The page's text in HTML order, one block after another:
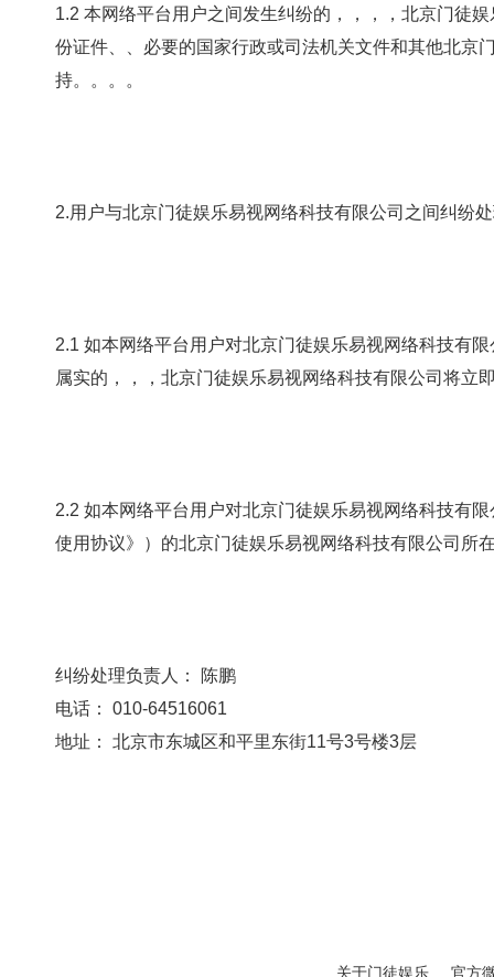
1.2 本网络平台用户之间发生纠纷的，，，，北京
份证件、、必要的国家行政或司法机关文件和其他北京
持。。。。
2.用户与北京门徒娱乐易视网络科技有限公司之间纠纷
2.1 如本网络平台用户对北京门徒娱乐易视网络科技有限公
属实的，，，北京门徒娱乐易视网络科技有限公司将
2.2 如本网络平台用户对北京门徒娱乐易视网络科技有限公
使用协议》）的北京门徒娱乐易视网络科技有限公司所在地人
纠纷处理负责人： 陈鹏
电话： 010-64516061
地址： 北京市东城区和平里东街11号3号楼3层
关于门徒娱乐 官方